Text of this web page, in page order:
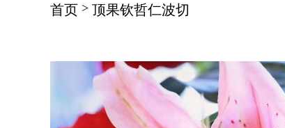
首页 > 顶果钦哲仁波切